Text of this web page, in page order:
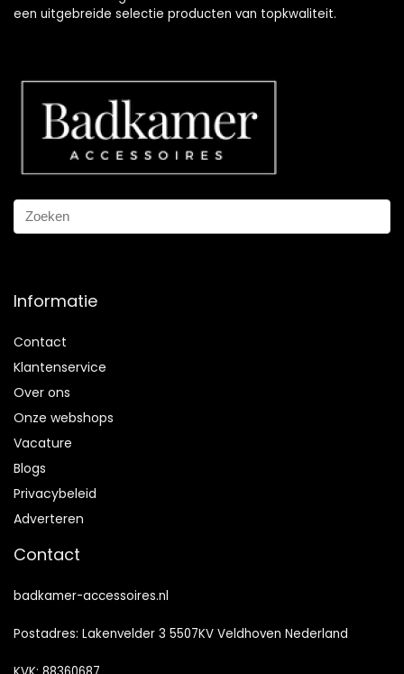
een uitgebreide selectie producten van topkwaliteit.
Informatie
Contact
Klantenservice
Over ons
Onze webshops
Vacature
Blogs
Privacybeleid
Adverteren
Contact
badkamer-accessoires.nl
Postadres: Lakenvelder 3 5507KV Veldhoven Nederland